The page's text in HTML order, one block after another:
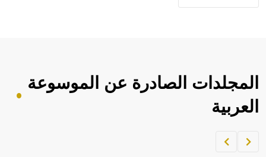
المجلدات الصادرة عن الموسوعة
العربية